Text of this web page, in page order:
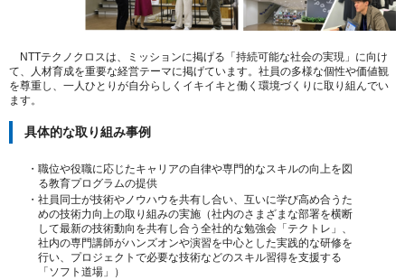
NTTテクノクロスは、ミッションに掲げる「持続可能な社会の実現」に向け
て、人材育成を重要な経営テーマに掲げています。社員の多様な個性や価値観
を尊重し、一人ひとりが自分らしくイキイキと働く環境づくりに取り組んでい
ます。
具体的な取り組み事例
・ 職位や役職に応じたキャリアの自律や専門的なスキルの向上を図
る教育プログラムの提供
・ 社員同士が技術やノウハウを共有し合い、互いに学び高め合うた
めの技術力向上の取り組みの実施（社内のさまざまな部署を横断
して最新の技術動向を共有し合う全社的な勉強会「テクトレ」、
社内の専門講師がハンズオンや演習を中心とした実践的な研修を
行い、プロジェクトで必要な技術などのスキル習得を支援する
「ソフト道場」）